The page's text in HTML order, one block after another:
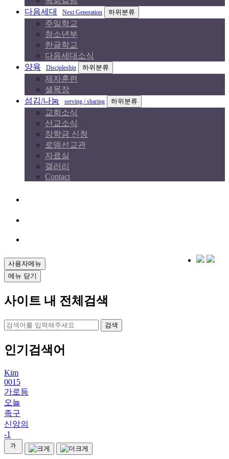
다음세대
Next Generation 하위분류
주일학교
청소년부
한글학교
다음세대소식
양육
Discipleship 하위분류
제자훈련
셀목장
섬김/나눔
serving / sharing 하위분류
교회소식
선교소식
장학금 신청
로뎀선교관
자료실
갤러리
Contact
사용자메뉴
메뉴 닫기
사이트 내 전체검색
검색
인기검색어
Kim
0015
가로등
오늘
족구
신앙의
-1